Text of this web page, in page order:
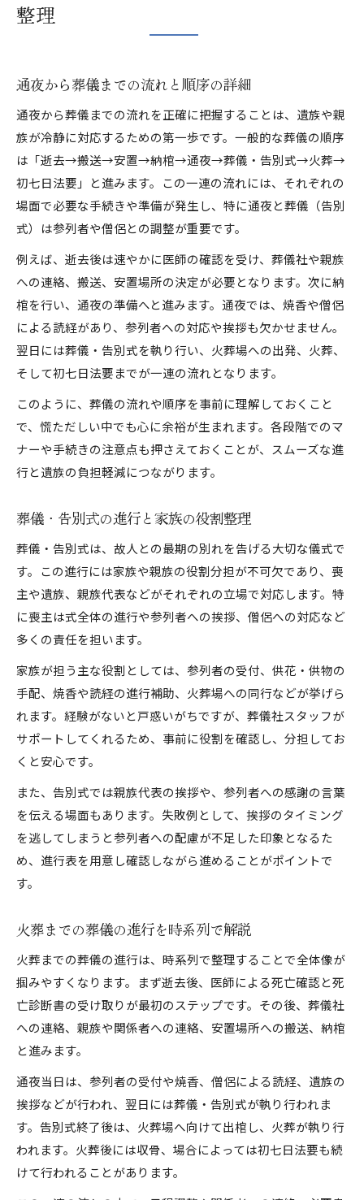
整理
通夜から葬儀までの流れと順序の詳細
通夜から葬儀までの流れを正確に把握することは、遺族や親
族が冷静に対応するための第一歩です。一般的な葬儀の順序
は「逝去→搬送→安置→納棺→通夜→葬儀・告別式→火葬→
初七日法要」と進みます。この一連の流れには、それぞれの
場面で必要な手続きや準備が発生し、特に通夜と葬儀（告別
式）は参列者や僧侶との調整が重要です。
例えば、逝去後は速やかに医師の確認を受け、葬儀社や親族
への連絡、搬送、安置場所の決定が必要となります。次に納
棺を行い、通夜の準備へと進みます。通夜では、焼香や僧侶
による読経があり、参列者への対応や挨拶も欠かせません。
翌日には葬儀・告別式を執り行い、火葬場への出発、火葬、
そして初七日法要までが一連の流れとなります。
このように、葬儀の流れや順序を事前に理解しておくこと
で、慌ただしい中でも心に余裕が生まれます。各段階でのマ
ナーや手続きの注意点も押さえておくことが、スムーズな進
行と遺族の負担軽減につながります。
葬儀・告別式の進行と家族の役割整理
葬儀・告別式は、故人との最期の別れを告げる大切な儀式で
す。この進行には家族や親族の役割分担が不可欠であり、喪
主や遺族、親族代表などがそれぞれの立場で対応します。特
に喪主は式全体の進行や参列者への挨拶、僧侶への対応など
多くの責任を担います。
家族が担う主な役割としては、参列者の受付、供花・供物の
手配、焼香や読経の進行補助、火葬場への同行などが挙げら
れます。経験がないと戸惑いがちですが、葬儀社スタッフが
サポートしてくれるため、事前に役割を確認し、分担してお
くと安心です。
また、告別式では親族代表の挨拶や、参列者への感謝の言葉
を伝える場面もあります。失敗例として、挨拶のタイミング
を逃してしまうと参列者への配慮が不足した印象となるた
め、進行表を用意し確認しながら進めることがポイントで
す。
火葬までの葬儀の進行を時系列で解説
火葬までの葬儀の進行は、時系列で整理することで全体像が
掴みやすくなります。まず逝去後、医師による死亡確認と死
亡診断書の受け取りが最初のステップです。その後、葬儀社
への連絡、親族や関係者への連絡、安置場所への搬送、納棺
と進みます。
通夜当日は、参列者の受付や焼香、僧侶による読経、遺族の
挨拶などが行われ、翌日には葬儀・告別式が執り行われま
す。告別式終了後は、火葬場へ向けて出棺し、火葬が執り行
われます。火葬後には収骨、場合によっては初七日法要も続
けて行われることがあります。